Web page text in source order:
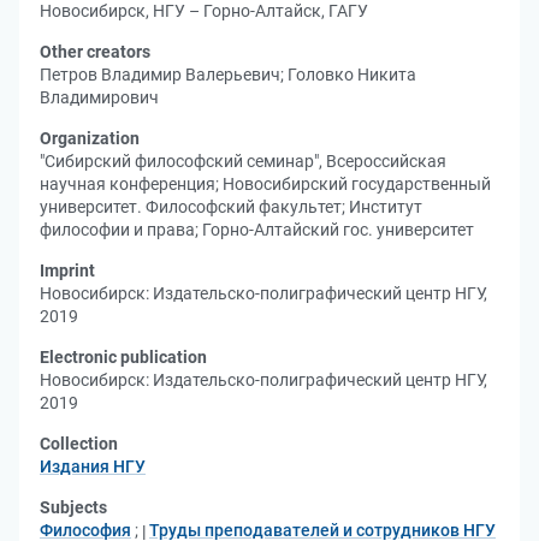
Новосибирск, НГУ – Горно-Алтайск, ГАГУ
Other creators
Петров Владимир Валерьевич; Головко Никита
Владимирович
Organization
"Сибирский философский семинар", Всероссийская
научная конференция; Новосибирский государственный
университет. Философский факультет; Институт
философии и права; Горно-Алтайский гос. университет
Imprint
Новосибирск: Издательско-полиграфический центр НГУ,
2019
Electronic publication
Новосибирск: Издательско-полиграфический центр НГУ,
2019
Collection
Издания НГУ
Subjects
Философия ; Труды преподавателей и сотрудников НГУ